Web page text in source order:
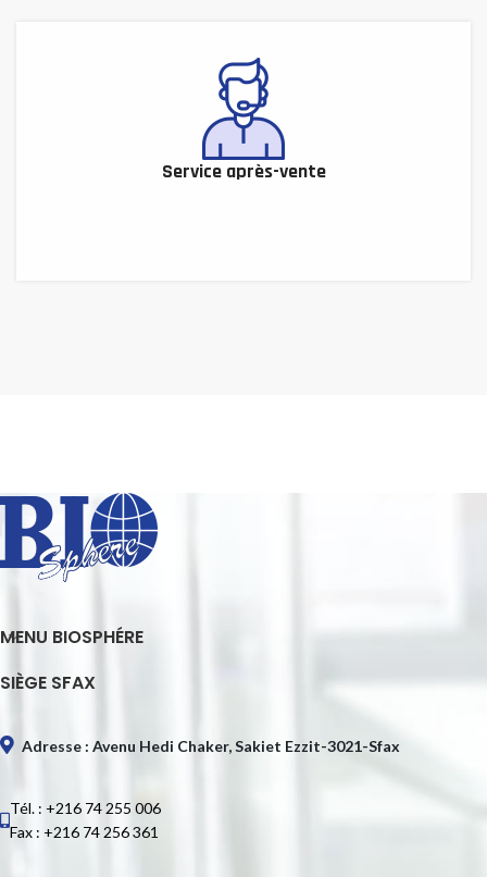
Service après-vente
MENU BIOSPHÉRE
SIÈGE SFAX
Adresse : Avenu Hedi Chaker, Sakiet Ezzit-3021-Sfax
Tél. : +216 74 255 006
Fax : +216 74 256 361